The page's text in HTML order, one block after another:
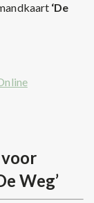
‘De
Weg’